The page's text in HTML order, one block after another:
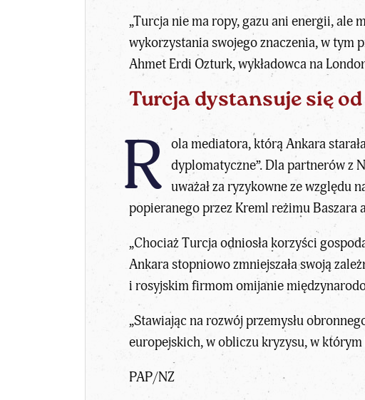
„Turcja nie ma ropy, gazu ani energii, ale
wykorzystania swojego znaczenia, w tym
Ahmet Erdi Ozturk, wykładowca na
Turcja dystansuje się
R ola mediatora, którą Ankara
dyplomatyczne”. Dla partnerów z
uważał za ryzykowne ze względu
popieranego przez Kreml reżimu Baszara
„Chociaż Turcja odniosła korzyści
Ankara stopniowo zmniejszała swoją
i rosyjskim firmom omijanie
„Stawiając na rozwój przemysłu
europejskich, w obliczu kryzysu, w którym
PAP/NZ